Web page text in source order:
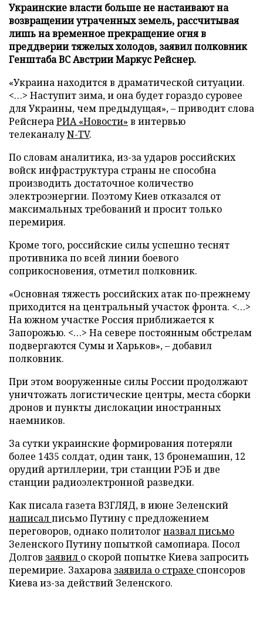
Украинские власти больше не настаивают на
возвращении утраченных земель, рассчитывая
лишь на временное прекращение огня в
преддверии тяжелых холодов, заявил полковник
Генштаба ВС Австрии Маркус Рейснер.
«Украина находится в драматической ситуации.
<…> Наступит зима, и она будет гораздо суровее
для Украины, чем предыдущая», – приводит слова
РейснераРИА «Новости» в интервью
телеканалуN-TV.
По словам аналитика, из-за ударов российских
войск инфраструктура страны не способна
производить достаточное количество
электроэнергии. Поэтому Киев отказался от
максимальных требований и просит только
перемирия.
Кроме того, российские силы успешно теснят
противника по всей линии боевого
соприкосновения, отметил полковник.
«Основная тяжесть российских атак по-прежнему
приходится на центральный участок фронта. <…>
На южном участке Россия приближается к
Запорожью. <…> На севере постоянным обстрелам
подвергаются Сумы и Харьков», – добавил
полковник.
При этом вооруженные силы России продолжают
уничтожать логистические центры, места сборки
дронов и пункты дислокации иностранных
наемников.
За сутки украинские формирования потеряли
более 1435 солдат, один танк, 13 бронемашин, 12
орудий артиллерии, три станции РЭБ и две
станции радиоэлектронной разведки.
Как писала газета ВЗГЛЯД, в июне Зеленский
написалписьмо Путину с предложением
переговоров, однако политолог назвал письмо
Зеленского Путину попыткой самопиара. Посол
Долгов заявил о скорой попытке Киева запросить
перемирие. Захарова заявила о страхе спонсоров
Киева из-за действий Зеленского.